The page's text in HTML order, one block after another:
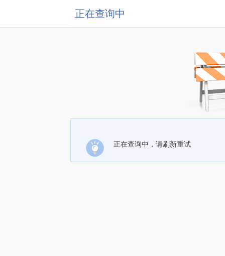
正在查询中
正在查询中，请刷新重试